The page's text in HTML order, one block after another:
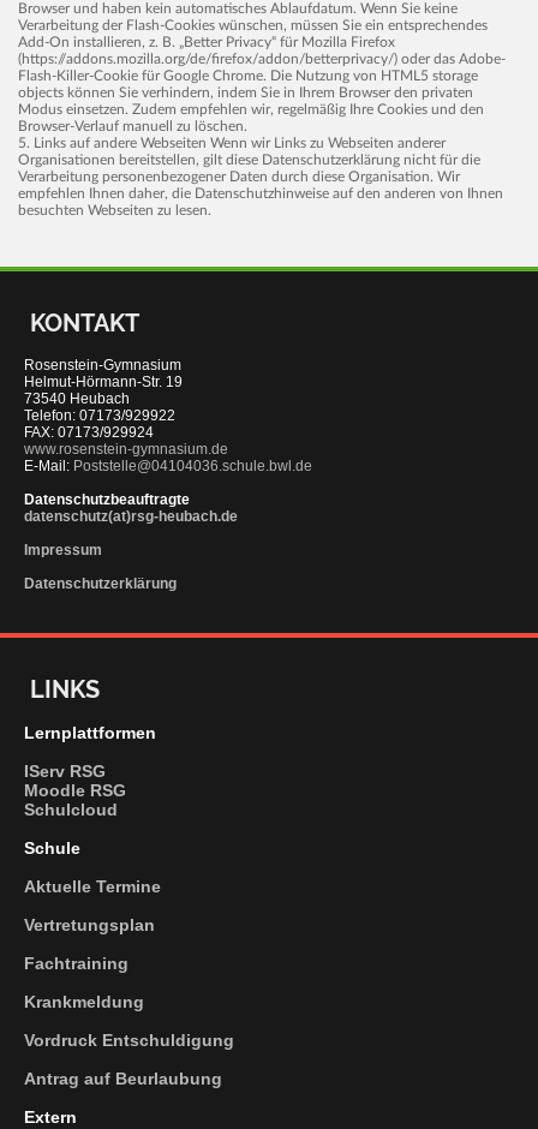
Browser und haben kein automatisches Ablaufdatum. Wenn Sie keine
Verarbeitung der Flash-Cookies wünschen, müssen Sie ein entsprechendes
Add-On installieren, z. B. „Better Privacy“ für Mozilla Firefox
(https://addons.mozilla.org/de/firefox/addon/betterprivacy/) oder das Adobe-
Flash-Killer-Cookie für Google Chrome. Die Nutzung von HTML5 storage
objects können Sie verhindern, indem Sie in Ihrem Browser den privaten
Modus einsetzen. Zudem empfehlen wir, regelmäßig Ihre Cookies und den
Browser-Verlauf manuell zu löschen.
5. Links auf andere Webseiten Wenn wir Links zu Webseiten anderer
Organisationen bereitstellen, gilt diese Datenschutzerklärung nicht für die
Verarbeitung personenbezogener Daten durch diese Organisation. Wir
empfehlen Ihnen daher, die Datenschutzhinweise auf den anderen von Ihnen
besuchten Webseiten zu lesen.
KONTAKT
Rosenstein-Gymnasium
Helmut-Hörmann-Str. 19
73540 Heubach
Telefon: 07173/929922
FAX: 07173/929924
www.rosenstein-gymnasium.de
E-Mail: Poststelle@04104036.schule.bwl.de
Datenschutzbeauftragte
datenschutz(at)rsg-heubach.de
Impressum
Datenschutzerklärung
LINKS
Lernplattformen
IServ RSG
Moodle RSG
Schulcloud
Schule
Aktuelle Termine
Vertretungsplan
Fachtraining
Krankmeldung
Vordruck Entschuldigung
Antrag auf Beurlaubung
Extern